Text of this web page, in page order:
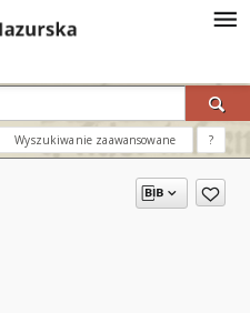
Wyszukiwanie zaawansowane ?